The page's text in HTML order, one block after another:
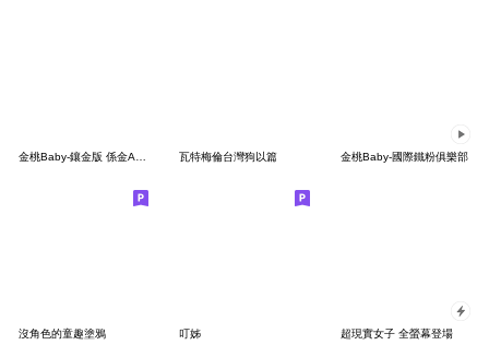
金桃Baby-鑲金版 係金A貼圖 瓦特梅倫台灣狗以篇 金桃Baby-國際鐵粉俱樂部
沒角色的童趣塗鴉 叮姊 超現實女子 全螢幕登場